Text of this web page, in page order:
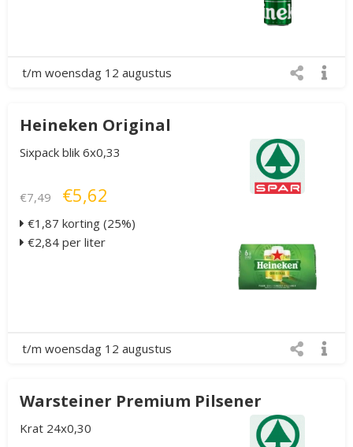
t/m woensdag 12 augustus
Heineken Original
Sixpack blik 6x0,33
€7,49 €5,62
€1,87 korting (25%)
€2,84 per liter
t/m woensdag 12 augustus
Warsteiner Premium Pilsener
Krat 24x0,30